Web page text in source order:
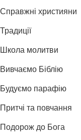
Справжні християни
Традиції
Школа молитви
Вивчаємо Біблію
Будуємо парафію
Притчі та повчання
Подорож до Бога